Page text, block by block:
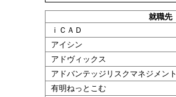
就職先
ｉＣＡＤ
アイシン
アドヴィックス
アドバンテッジリスクマネジメント
有明ねっとこむ